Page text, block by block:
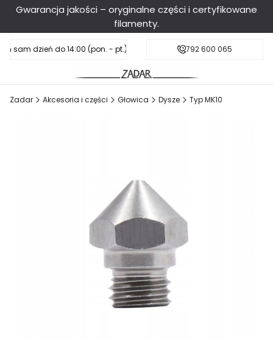
Gwarancja jakości – oryginalne części i certyfikowane
filamenty.
sam dzień do 14:00 (pon. - pt.), sobota do 11:00Darmowa dostawa od 199 zł
792 600 065
Zadar Akcesoria i części Głowica Dysze Typ MK10